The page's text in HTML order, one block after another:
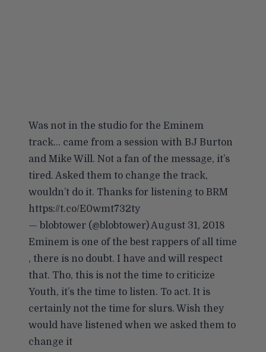
Was not in the studio for the Eminem
track… came from a session with BJ Burton
and Mike Will. Not a fan of the message, it’s
tired. Asked them to change the track,
wouldn’t do it. Thanks for listening to BRM
https://t.co/E0wmt732ty
— blobtower (@blobtower)August 31, 2018
Eminem is one of the best rappers of all time
, there is no doubt. I have and will respect
that. Tho, this is not the time to criticize
Youth, it’s the time to listen. To act. It is
certainly not the time for slurs. Wish they
would have listened when we asked them to
change it